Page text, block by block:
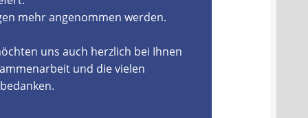
mehr angenommen werden.
uns auch herzlich bei Ihnen
und die vielen